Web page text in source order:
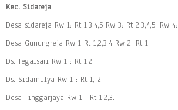
Kec. Sidareja
Desa sidareja Rw 1: Rt 1,3,4,5 Rw 3: Rt 2,3,4,5. Rw
Desa Gunungreja Rw 1 Rt 1,2,3,4 Rw 2, Rt 1
Ds. Tegalsari Rw 1 : Rt 1,2
Ds. Sidamulya Rw 1 : Rt 1, 2
Desa Tinggarjaya Rw 1 : Rt 1,2,3.